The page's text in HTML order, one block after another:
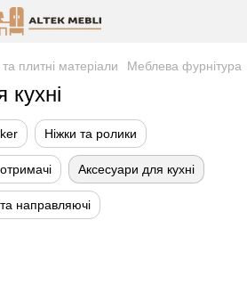
плитні матеріали Меблева фурнітура
кухні
Ніжки та ролики
Аксесуари для кухні
направляючі